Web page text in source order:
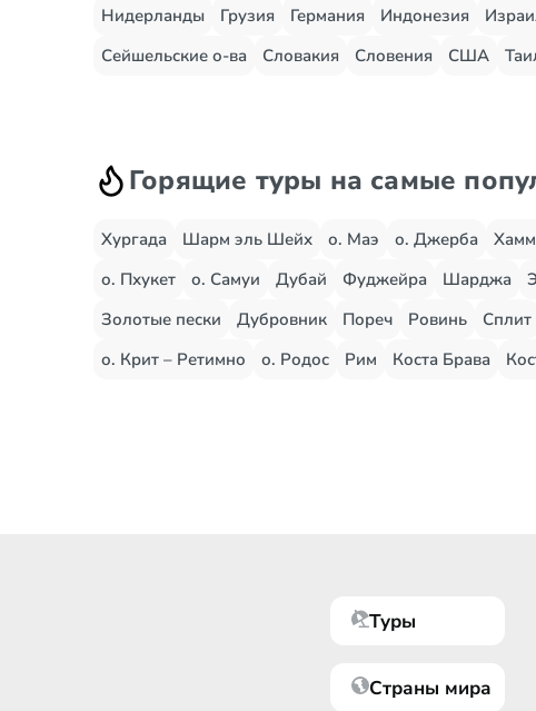
Нидерланды
Грузия Германия Индонезия
Сейшельские о-ва
Словакия Словения США
Горящие туры на самые
Хургада Шарм эль Шейх о. Маэ о. Джерба
о. Пхукет
о. Самуи Дубай Фуджейра Шарджа
Золотые пески
Дубровник Пореч Ровинь Сплит
о. Крит – Ретимно
о. Родос Рим Коста Брава
Туры
Страны мира